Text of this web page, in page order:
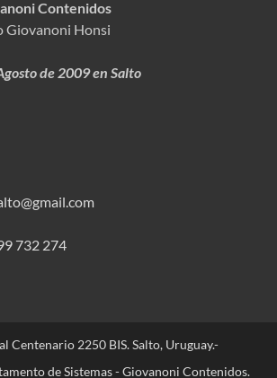
Contenidos
Giovanoni Honsi
de 2009 en Salto
732 274
Centenario 2250 BIS. Salto, Uruguay.-
de Sistemas - Giovanoni Contenidos.